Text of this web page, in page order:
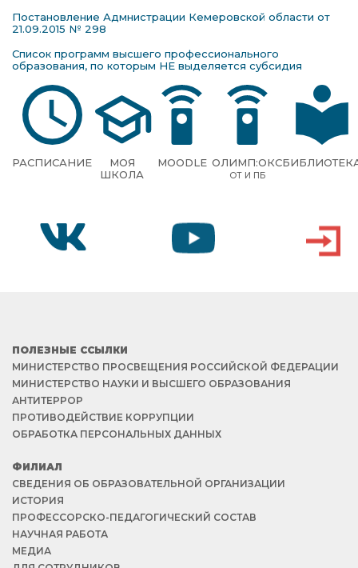
Постановление Адмнистрации Кемеровской области от
21.09.2015 № 298
Список программ высшего профессионального
образования, по которым НЕ выделяется субсидия
РАСПИСАНИЕ
МОЯ
ШКОЛА
MOODLE ОЛИМП:ОКС
ОТ И ПБ
ПОЛЕЗНЫЕ ССЫЛКИ
МИНИСТЕРСТВО ПРОСВЕЩЕНИЯ РОССИЙСКОЙ ФЕДЕРАЦИИ
МИНИСТЕРСТВО НАУКИ И ВЫСШЕГО ОБРАЗОВАНИЯ
АНТИТЕРРОР
ПРОТИВОДЕЙСТВИЕ КОРРУПЦИИ
ОБРАБОТКА ПЕРСОНАЛЬНЫХ ДАННЫХ
ФИЛИАЛ
СВЕДЕНИЯ ОБ ОБРАЗОВАТЕЛЬНОЙ ОРГАНИЗАЦИИ
ИСТОРИЯ
ПРОФЕССОРСКО-ПЕДАГОГИЧЕСКИЙ СОСТАВ
НАУЧНАЯ РАБОТА
МЕДИА